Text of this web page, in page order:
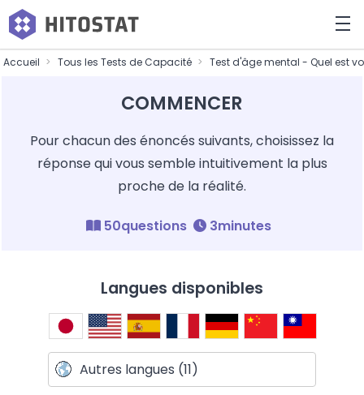
Accueil Tous les Tests de Capacité Test d'âge mental - Quel est
COMMENCER
Pour chacun des énoncés suivants, choisissez la
réponse qui vous semble intuitivement la plus
proche de la réalité.
50questions 3minutes
Langues disponibles
Autres langues (11)